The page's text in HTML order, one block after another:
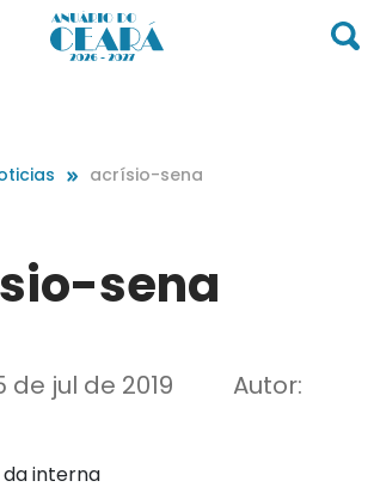
acrísio-sena
sena
de jul de 2019 Autor: